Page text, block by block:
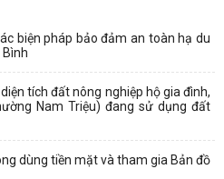
biện pháp bảo đảm an toàn hạ du
tích đất nông nghiệp hộ gia đình,
Nam Triệu) đang sử dụng đất
dùng tiền mặt và tham gia Bản đồ